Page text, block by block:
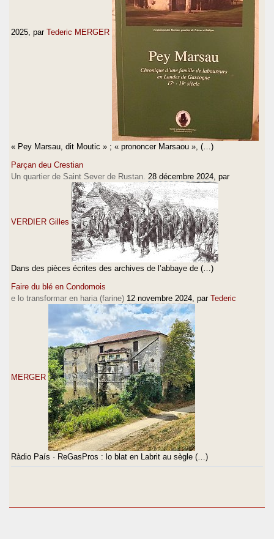
2025 , par Tederic MERGER
« Pey Marsau, dit Moutic » ; « prononcer Marsaou », (…)
Parçan deu Crestian
Un quartier de Saint Sever de Rustan. 28 décembre 2024 , par
VERDIER Gilles
Dans des pièces écrites des archives de l’abbaye de (…)
Faire du blé en Condomois
e lo transformar en haria (farine) 12 novembre 2024 , par Tederic
MERGER
Ràdio País · ReGasPros : lo blat en Labrit au sègle (…)